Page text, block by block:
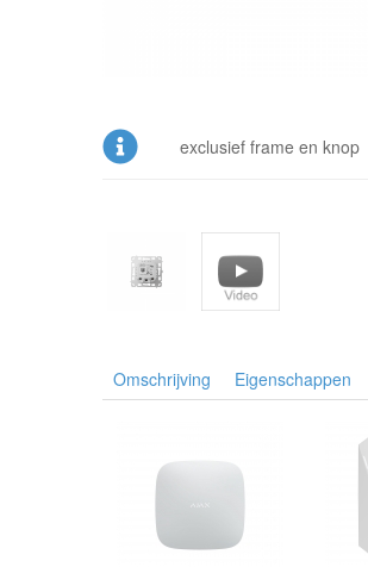
exclusief frame en knop
Omschrijving Eigenschappen